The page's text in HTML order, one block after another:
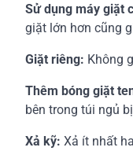
Sử dụng máy giặt
giặt lớn hơn cũng
Giặt riêng: Không
Thêm bóng giặt
bên trong túi ngủ
Xả kỹ: Xả ít nhất